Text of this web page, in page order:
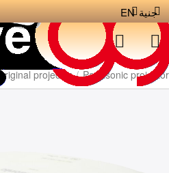
جنية EN
Original projector / Panasonic projector